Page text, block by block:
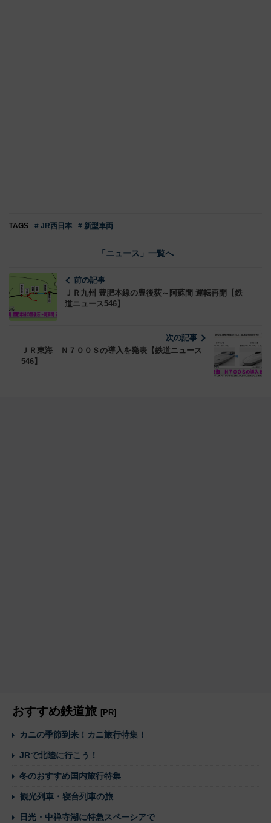
TAGS # JR西日本 # 新型車両
「ニュース」一覧へ
前の記事
ＪＲ九州 豊肥本線の豊後荻～阿蘇間 運転再開【鉄
道ニュース546】
次の記事
ＪＲ東海 Ｎ７００Ｓの導入を発表【鉄道ニュース
546】
おすすめ鉄道旅 [PR]
カニの季節到来！カニ旅行特集！
JRで北陸に行こう！
冬のおすすめ国内旅行特集
観光列車・寝台列車の旅
日光・中禅寺湖に特急スペーシアで